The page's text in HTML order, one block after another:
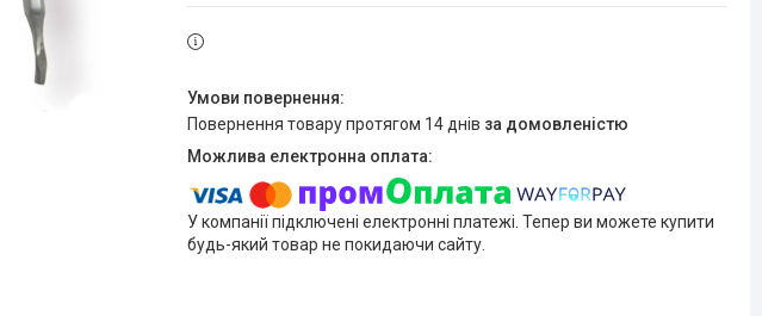
повернення товару протягом 14 днів за домовленістю
У компанії підключені електронні платежі. Тепер ви можете купити
будь-який товар не покидаючи сайту.